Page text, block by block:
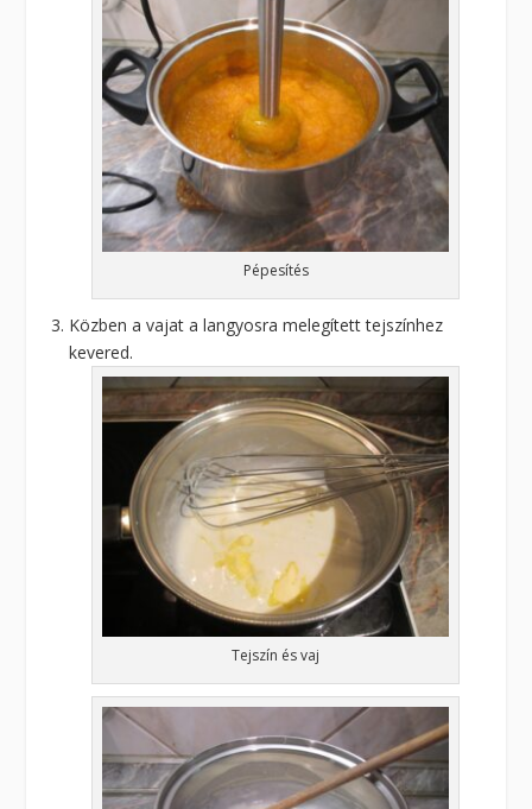
Pépesítés
Közben a vajat a langyosra melegített tejszínhez
kevered.
Tejszín és vaj